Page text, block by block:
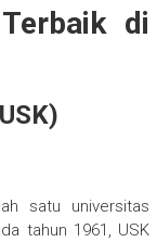
di
satu universitas
tahun 1961, USK